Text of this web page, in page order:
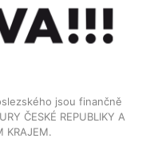
jsou finančně
ČESKÉ REPUBLIKY A
KRAJEM.